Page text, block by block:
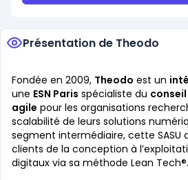
Présentation de Theodo
Fondée en 2009, Theodo est un
une ESN Paris spécialiste du
agile pour les organisations
scalabilité de leurs solutions
segment intermédiaire, cette SASU
clients de la conception à
digitaux via sa méthode Lean Tech®.